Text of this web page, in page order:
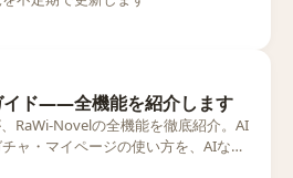
ド——全機能を紹介します
RaWi-Novelの全機能を徹底紹介。AI
ャ・マイページの使い方を、AIなら
ます